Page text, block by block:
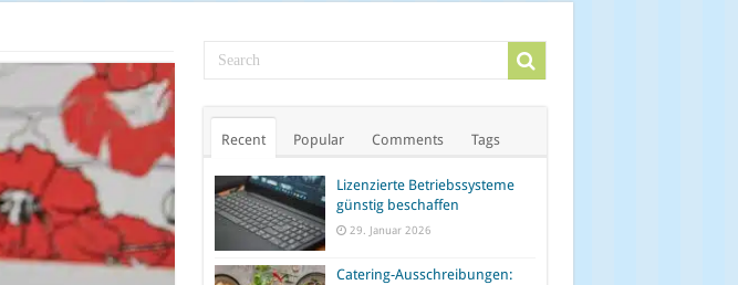
Recent Popular Comments Tags
Lizenzierte Betriebssysteme
günstig beschaffen
29. Januar 2026
Catering-Ausschreibungen: